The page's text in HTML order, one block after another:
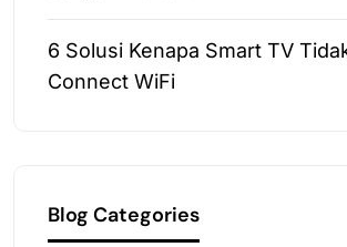
6 Solusi Kenapa Smart TV
Connect WiFi
Blog Categories